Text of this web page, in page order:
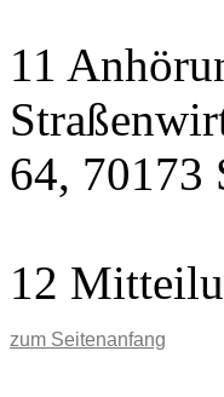
11
64, 70173
12
zum Seitenanfang